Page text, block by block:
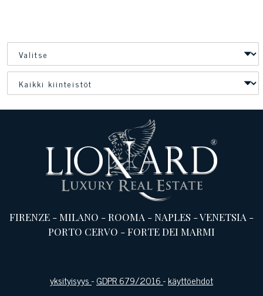
FIRENZE -MILANO -ROOMA -NAPLES -VENETSIA -
PORTO CERVO -FORTE DEI MARMI
yksityisyys-GDPR 679/2016-käyttöehdot